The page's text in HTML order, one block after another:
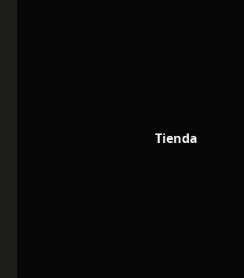
Tienda